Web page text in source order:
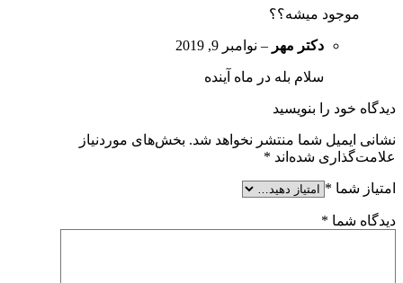
موجود میشه؟؟
دکتر مهر – نوامبر 9, 2019
سلام بله در ماه آینده
دیدگاه خود را بنویسید
نشانی ایمیل شما منتشر نخواهد شد. بخش‌های موردنیاز
علامت‌گذاری شده‌اند *
امتیاز شما *
دیدگاه شما *